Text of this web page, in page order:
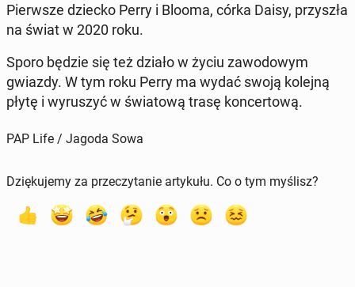
Pierw­sze dziecko Perry i Blooma, córka Daisy, przy­szła
na świat w 2020 roku.
Sporo będzie się też działo w życiu za­wo­do­wym
gwiazdy. W tym roku Perry ma wydać swoją kolejną
płytę i wy­ru­szyć w świa­to­wą trasę kon­cer­to­wą.
PAP Life / Jagoda Sowa
Dziękujemy za przeczytanie artykułu. Co o tym myślisz?